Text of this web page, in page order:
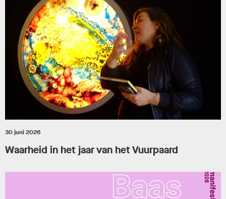
30 juni 2026
Waarheid in het jaar van het Vuurpaard